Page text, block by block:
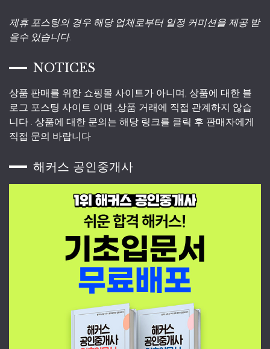
제휴 포스팅의 경우 해당 업체로부터 일정 커미션을 제공 받
을수 있습니다.
NOTICES
상품 판매를 위한 쇼핑몰 사이트가 아니며, 상품에 대한 블
로그 포스팅 사이트 이며 ,상품 거래에 직접 관계하지 않습
니다 . 상품에 대한 문의는 해당 링크를 클릭 후 판매자에게
직접 문의 바랍니다
해커스 공인중개사